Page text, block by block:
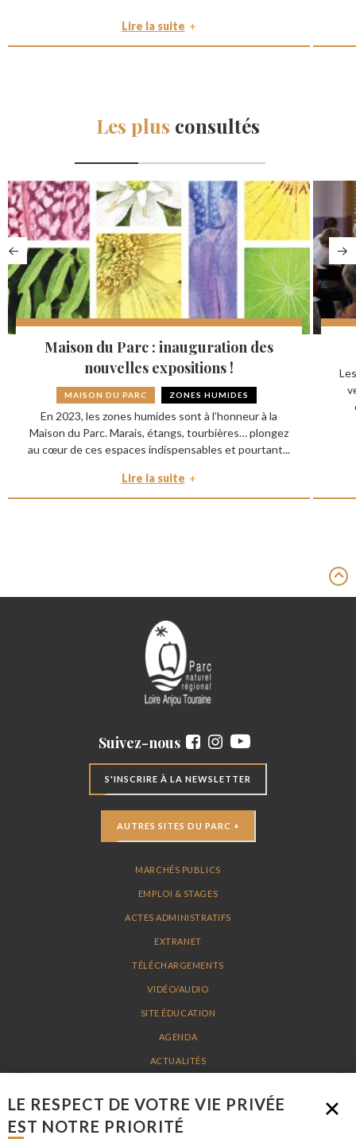
Lire la suite
Les plus consultés
Maison du Parc : inauguration des
nouvelles expositions !
MAISON DU PARC ZONES HUMIDES
En 2023, les zones humides sont à l’honneur à la
Maison du Parc. Marais, étangs, tourbières… plongez
au cœur de ces espaces indispensables et pourtant...
Lire la suite
MARCHÉS PUBLICS
EMPLOI & STAGES
ACTES ADMINISTRATIFS
EXTRANET
TÉLÉCHARGEMENTS
VIDÉO/AUDIO
SITE ÉDUCATION
AGENDA
ACTUALITÉS
MENTIONS LÉGALES
Suivez-nous
S'INSCRIRE À LA NEWSLETTER
AUTRES SITES DU PARC +
LE RESPECT DE VOTRE VIE PRIVÉE
EST NOTRE PRIORITÉ